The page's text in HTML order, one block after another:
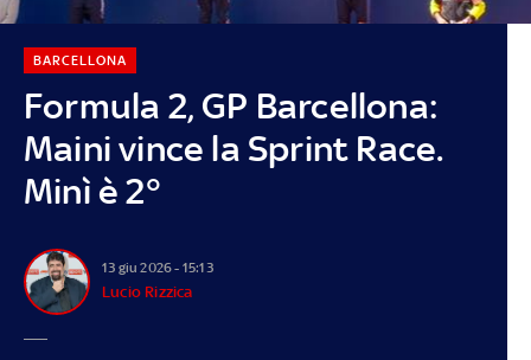
Formula 2, GP Barcellona:
Maini vince la Sprint Race.
Minì è 2°
BARCELLONA
13 giu 2026 - 15:13
Lucio Rizzica